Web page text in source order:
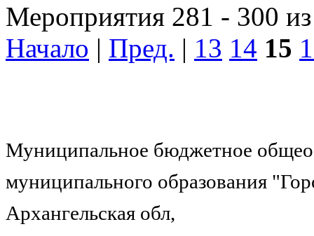
Мероприятия 281 - 300
Начало | Пред. | 13 14 15
Муниципальное бюджетное
муниципального образования
Архангельская обл,